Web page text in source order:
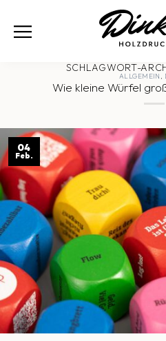
SCHLAGWORT-
ALLGEMEIN ,
Wie kleine Würfel
04
Feb.